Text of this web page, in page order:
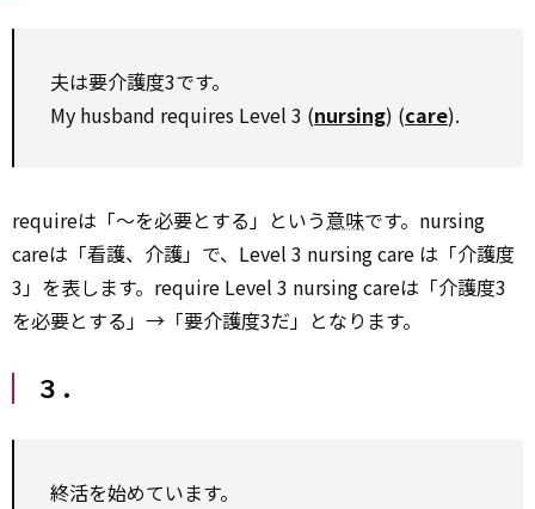
夫は要介護度3です。
My husband requires Level 3 (nursing) (care).
requireは「～を必要とする」という意味です。nursing
careは「看護、介護」で、Level 3 nursing care は「介護度
3」を表します。require Level 3 nursing careは「介護度3
を必要とする」→「要介護度3だ」となります。
３．
終活を始めています。